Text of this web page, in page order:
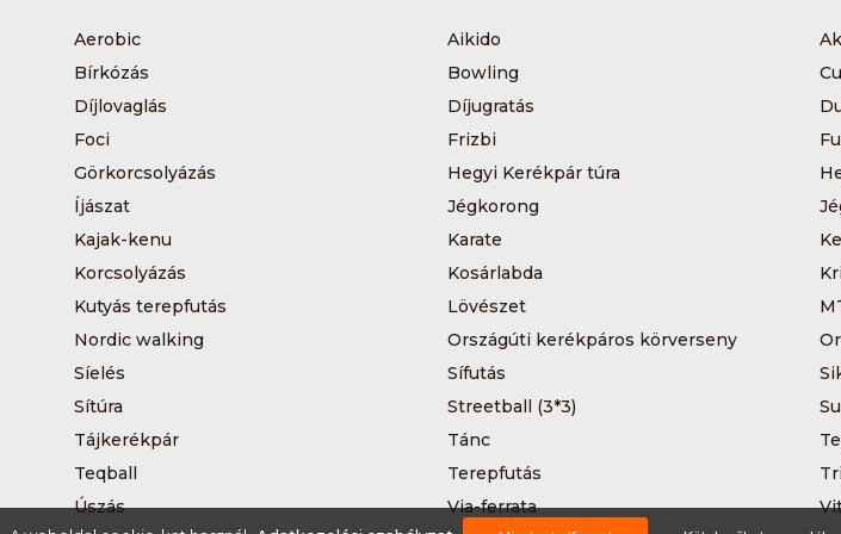
Aerobic Aikido
Bírkózás
Bowling
Díjlovaglás
Díjugratás
Foci
Frizbi
Görkorcsolyázás
Hegyi Kerékpár túra
Íjászat
Jégkorong
Kajak-kenu
Karate
Korcsolyázás
Kosárlabda
Kutyás terepfutás
Lövészet
Nordic walking
Országúti kerékpáros körverseny
Síelés
Sífutás
Sítúra
Streetball (3*3)
Tájkerékpár
Tánc
Teqball
Terepfutás
Úszás
Via-ferrata